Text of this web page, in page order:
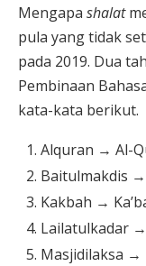
Mengapa shalat
pula yang tidak
pada 2019. Dua
Pembinaan
kata-kata berikut.
Alquran → Al-
Baitulmakdis
Kakbah →
Lailatulkadar
Masjidilaksa →